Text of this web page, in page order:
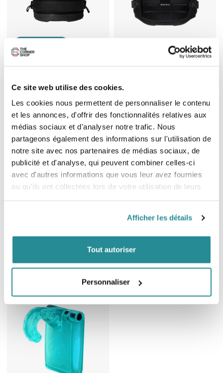
Ce site web utilise des cookies.
Les cookies nous permettent de personnaliser le contenu
et les annonces, d'offrir des fonctionnalités relatives aux
médias sociaux et d'analyser notre trafic. Nous
partageons également des informations sur l'utilisation de
notre site avec nos partenaires de médias sociaux, de
publicité et d'analyse, qui peuvent combiner celles-ci
avec d'autres informations que vous leur avez fournies
ou qu'ils ont collectées lors de votre utilisation de leurs
Afficher les détails
Tout autoriser
Personnaliser
Prix
119,99 € Prix
279,99 €
Leash Ceinture Largable Wing ION
Harnais Wing Manera Lift
Prix
150,00 €